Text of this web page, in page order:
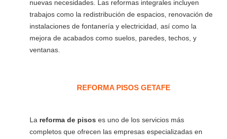
nuevas necesidades. Las reformas integrales incluyen
trabajos como la redistribución de espacios, renovación de
instalaciones de fontanería y electricidad, así como la
mejora de acabados como suelos, paredes, techos, y
ventanas.
REFORMA PISOS GETAFE
La reforma de pisos es uno de los servicios más
completos que ofrecen las empresas especializadas en